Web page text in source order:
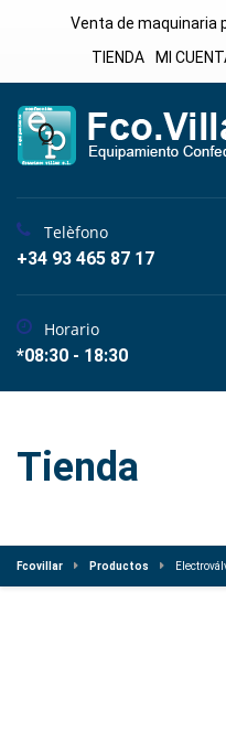
Venta de maquinaria
TIENDA
MI
Telèfono
+34 93 465 87 17
Horario
*08:30 - 18:30
Tienda
Fcovillar Productos